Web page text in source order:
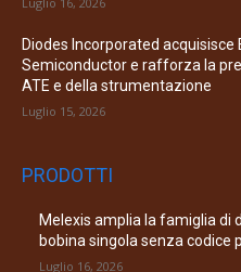
Diodes Incorporated acquisisce
Semiconductor e rafforza la
ATE e della strumentazione
Luglio 15, 2026
PRODOTTI
Melexis amplia la famiglia di
bobina singola senza codice
Luglio 16, 2026